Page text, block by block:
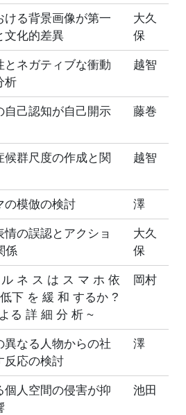
ける背景画像が第一
文化的差異
大久
保
とネガティブな衝動
析
越智
自己認知が自己開示
藤巻
候群尺度の作成と関
越智
の模倣の検討 澤
の誤認とアクショ
係
大久
保
ネ ス は ス マ ホ 依
下 を 緩 和 するか ?
る 詳 細 分 析 ~
岡村
なる人物からの社
反応の検討
澤
人空間の侵害が抑
池田